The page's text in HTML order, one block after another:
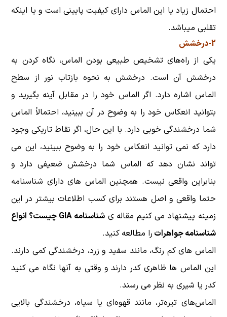
احتمال زیاد یا این الماس دارای کیفیت پایینی است و یا اینکه
تقلبی میباشد.
2-درخشش
یکی از راه‌های تشخیص طبیعی بودن الماس، نگاه کردن به
درخشش آن است. درخشش به نحوه بازتاب نور از سطح
الماس اشاره دارد. اگر الماس خود را در مقابل آینه بگیرید و
بتوانید انعکاس خود را به وضوح در آن ببینید، احتمالاً الماس
شما درخشندگی خوبی دارد. با این حال، اگر نقاط تاریکی وجود
دارد که نمی توانید انعکاس خود را به وضوح ببینید، این می
تواند نشان دهد که الماس شما درخشش ضعیفی دارد و
بنابراین واقعی نیست. همچنین الماس های دارای شناسنامه
حتما واقعی و اصل هستند برای کسب اطلاعات بیشتر در این
زمینه پیشنهاد می کنیم مقاله ی
شناسنامه GIA چیست؟ انواع
شناسنامه جواهرات را مطالعه کنید.
الماس های کم رنگ، مانند سفید و زرد، درخشندگی کمی دارند.
این الماس ها ظاهری کدر دارند و وقتی به آنها نگاه می کنید
کدر یا شیری به نظر می رسند.
الماس‌های تیره‌تر، مانند قهوه‌ای یا سیاه، درخشندگی بالایی